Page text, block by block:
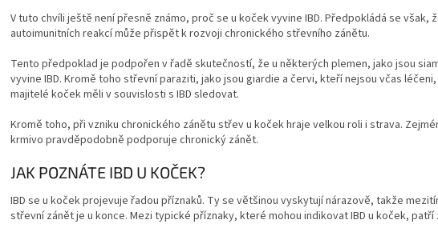
V tuto chvíli ještě není přesně známo, proč se u koček vyvine IBD. Předpokládá se však,
autoimunitních reakcí může přispět k rozvoji chronického střevního zánětu.
Tento předpoklad je podpořen v řadě skutečností, že u některých plemen, jako jsou
vyvine IBD. Kromě toho střevní paraziti, jako jsou giardie a červi, kteří nejsou včas
majitelé koček měli v souvislosti s IBD sledovat.
Kromě toho, při vzniku chronického zánětu střev u koček hraje velkou roli i strava.
krmivo pravděpodobně podporuje chronický zánět.
JAK POZNÁTE IBD U KOČEK?
IBD se u koček projevuje řadou příznaků. Ty se většinou vyskytují nárazově, takže
střevní zánět je u konce. Mezi typické příznaky, které mohou indikovat IBD u koček, patří